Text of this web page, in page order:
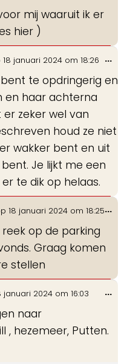
mij waaruit ik er
hier )
18 januari 2024 om 18:26
te opdringerig en
en haar achterna
zeker wel van
houd ze niet
wakker bent en uit
Je lijkt me een
te dik op helaas.
...
18 januari 2024 om 18:25
reek op de parking
Graag komen
stellen
...
januari 2024 om 16:03
naar
, hezemeer, Putten.
...